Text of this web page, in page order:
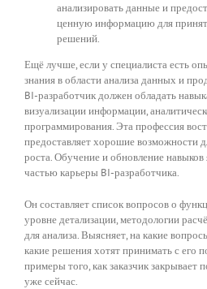
анализировать данные и
ценную информацию для
решений.
Ещё лучше, если у специалиста есть
знания в области анализа данных и
BI-разработчик должен обладать
визуализации информации,
программирования. Эта профессия
предоставляет хорошие возможности
роста. Обучение и обновление
частью карьеры BI-разработчика.
Он составляет список вопросов о
уровне детализации, методологии
для анализа. Выясняет, на какие
какие решения хотят принимать с его
примеры того, как заказчик закрывает
уже сейчас.